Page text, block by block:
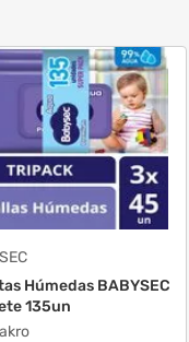
Húmedas BABYSEC
135un